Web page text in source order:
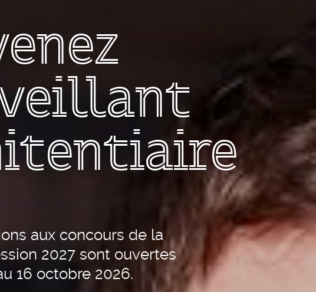
aux concours de la
2027 sont ouvertes
16 octobre 2026.